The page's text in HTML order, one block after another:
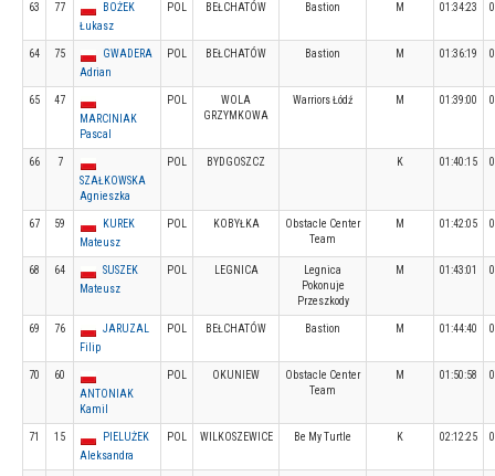
63 77
BOŻEK
Łukasz
POL BEŁCHATÓW Bastion M 01:34:23
64 75
GWADERA
Adrian
POL BEŁCHATÓW Bastion M 01:36:19
65
47
MARCINIAK
Pascal
POL
WOLA
GRZYMKOWA
Warriors Łódź M 01:39:00
66
7
SZAŁKOWSKA
Agnieszka
POL BYDGOSZCZ K 01:40:15
67 59
KUREK
Mateusz
POL KOBYŁKA
Obstacle Center
Team
M 01:42:05
68 64
SUSZEK
Mateusz
POL LEGNICA
Legnica
Pokonuje
Przeszkody
M 01:43:01
69 76
JARUZAL
Filip
POL BEŁCHATÓW Bastion M 01:44:40
70
60
ANTONIAK
Kamil
POL OKUNIEW
Obstacle Center
Team
M 01:50:58
71 15
PIELUŻEK
Aleksandra
POL WILKOSZEWICE Be My Turtle K 02:12:25